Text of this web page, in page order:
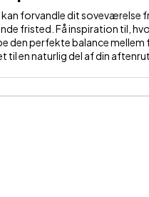
forvandle dit soveværelse
fristed. Få inspiration til,
den perfekte balance
til en naturlig del af din